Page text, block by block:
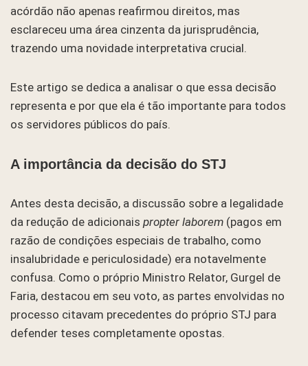
acórdão não apenas reafirmou direitos, mas
esclareceu uma área cinzenta da jurisprudência,
trazendo uma novidade interpretativa crucial.
Este artigo se dedica a analisar o que essa decisão
representa e por que ela é tão importante para todos
os servidores públicos do país.
A importância da decisão do STJ
Antes desta decisão, a discussão sobre a legalidade
da redução de adicionais propter laborem (pagos em
razão de condições especiais de trabalho, como
insalubridade e periculosidade) era notavelmente
confusa. Como o próprio Ministro Relator, Gurgel de
Faria, destacou em seu voto, as partes envolvidas no
processo citavam precedentes do próprio STJ para
defender teses completamente opostas.